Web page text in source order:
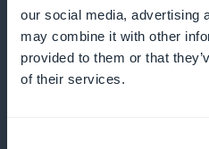
our social media, advertising
may combine it with other
provided to them or that
of their services.
Analyseer
aanbiedingen te